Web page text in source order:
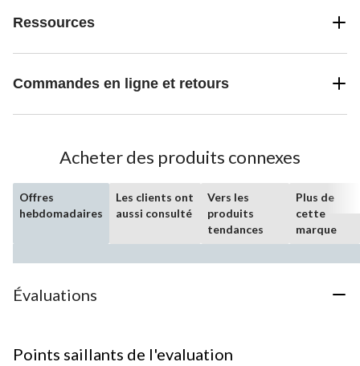
Ressources
Commandes en ligne et retours
Acheter des produits connexes
Offres
hebdomadaires
Les clients ont
aussi consulté
Vers les
produits
tendances
Plus de
cette
marque
Évaluations
Points saillants de l'evaluation